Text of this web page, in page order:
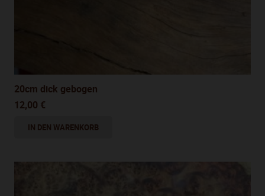
20cm dick gebogen
12,00 €
IN DEN WARENKORB